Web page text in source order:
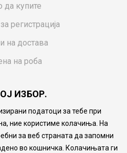
да купите
регистрација
на достава
на роба
Finder
FAQs
ИЗБОР.
податоци за тебе при
ние користиме колачиња. На
за веб страната да запомни
во кошничка. Колачињата ги